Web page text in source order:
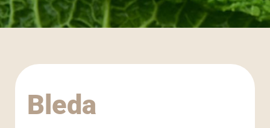
Bleda